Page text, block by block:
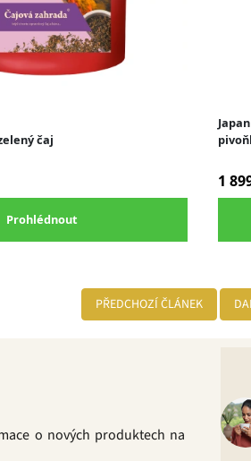
PŘEDCHOZÍ ČLÁNEK
o nových produktech na